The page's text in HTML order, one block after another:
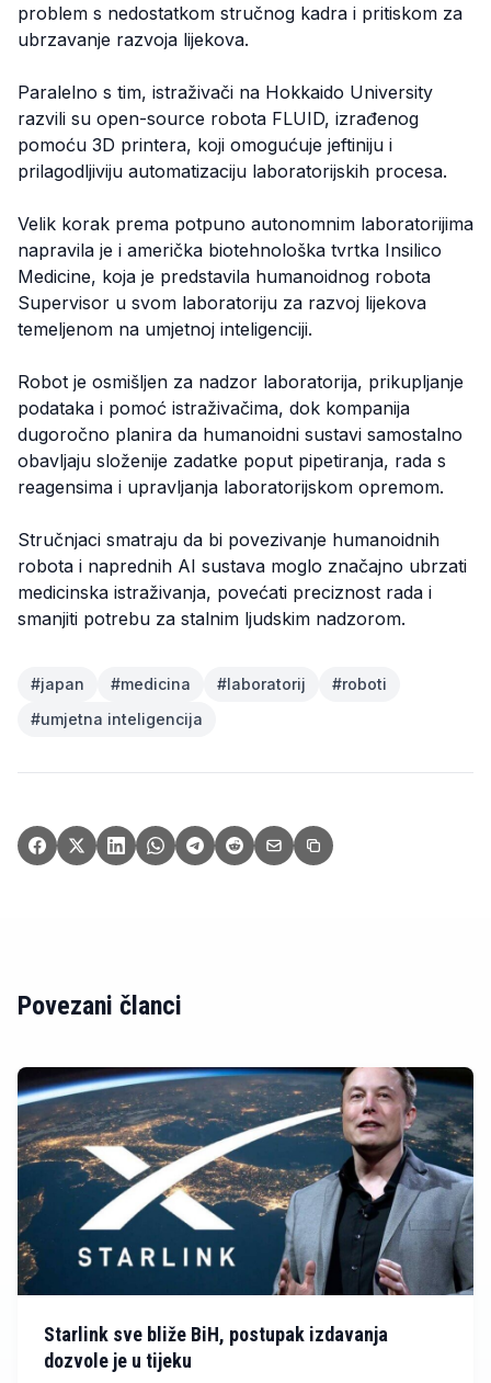
problem s nedostatkom stručnog kadra i pritiskom za
ubrzavanje razvoja lijekova.
Paralelno s tim, istraživači na Hokkaido University
razvili su open-source robota FLUID, izrađenog
pomoću 3D printera, koji omogućuje jeftiniju i
prilagodljiviju automatizaciju laboratorijskih procesa.
Velik korak prema potpuno autonomnim laboratorijima
napravila je i američka biotehnološka tvrtka Insilico
Medicine, koja je predstavila humanoidnog robota
Supervisor u svom laboratoriju za razvoj lijekova
temeljenom na umjetnoj inteligenciji.
Robot je osmišljen za nadzor laboratorija, prikupljanje
podataka i pomoć istraživačima, dok kompanija
dugoročno planira da humanoidni sustavi samostalno
obavljaju složenije zadatke poput pipetiranja, rada s
reagensima i upravljanja laboratorijskom opremom.
Stručnjaci smatraju da bi povezivanje humanoidnih
robota i naprednih AI sustava moglo značajno ubrzati
medicinska istraživanja, povećati preciznost rada i
smanjiti potrebu za stalnim ljudskim nadzorom.
#japan #medicina #laboratorij #roboti
#umjetna inteligencija
Povezani članci
Starlink sve bliže BiH, postupak izdavanja
dozvole je u tijeku